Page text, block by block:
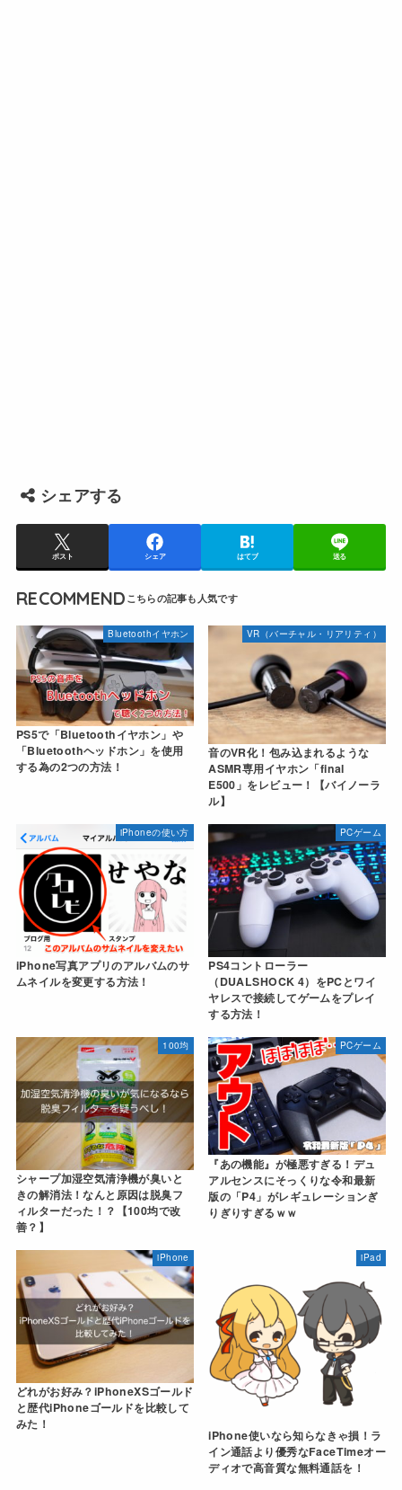
シェアする
ポスト シェア はてブ 送る
RECOMMEND
Bluetoothイヤホン
PS5で「Bluetoothイヤホン」や
「Bluetoothヘッドホン」を使用
する為の2つの方法！
VR（バーチャル・リアリティ）
音のVR化！包み込まれるような
ASMR専用イヤホン「final
E500」をレビュー！【バイノーラ
ル】
iPhoneの使い方
iPhone写真アプリのアルバムのサ
ムネイルを変更する方法！
PCゲーム
PS4コントローラー
（DUALSHOCK 4）をPCとワイ
ヤレスで接続してゲームをプレイ
する方法！
100均
シャープ加湿空気清浄機が臭いと
きの解消法！なんと原因は脱臭フ
ィルターだった！？【100均で改
善？】
PCゲーム
『あの機能』が極悪すぎる！デュ
アルセンスにそっくりな令和最新
版の「P4」がレギュレーションぎ
りぎりすぎるｗｗ
iPhone
どれがお好み？iPhoneXSゴールド
と歴代iPhoneゴールドを比較して
みた！
iPad
iPhone使いなら知らなきゃ損！ラ
イン通話より優秀なFaceTimeオー
ディオで高音質な無料通話を！